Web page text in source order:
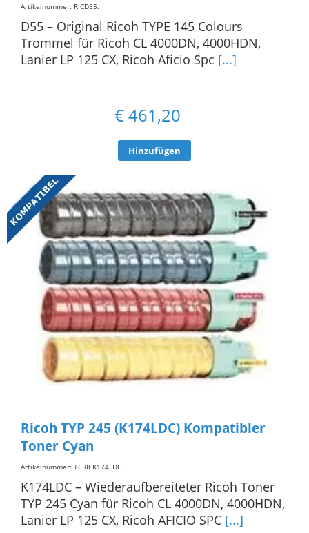
Artikelnummer: RICD55.
D55 – Original Ricoh TYPE 145 Colours
Trommel für Ricoh CL 4000DN, 4000HDN,
Lanier LP 125 CX, Ricoh Aficio Spc [...]
€461,20
Hinzufügen
Ricoh TYP 245 (K174LDC) Kompatibler
Toner Cyan
Artikelnummer: TCRICK174LDC.
K174LDC – Wiederaufbereiteter Ricoh Toner
TYP 245 Cyan für Ricoh CL 4000DN, 4000HDN,
Lanier LP 125 CX, Ricoh AFICIO SPC [...]